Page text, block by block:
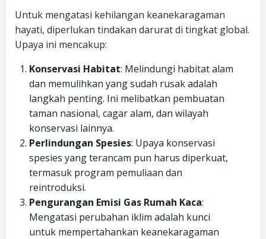
Untuk mengatasi kehilangan keanekaragaman
hayati, diperlukan tindakan darurat di tingkat global.
Upaya ini mencakup:
Konservasi Habitat: Melindungi habitat alam
dan memulihkan yang sudah rusak adalah
langkah penting. Ini melibatkan pembuatan
taman nasional, cagar alam, dan wilayah
konservasi lainnya.
Perlindungan Spesies: Upaya konservasi
spesies yang terancam pun harus diperkuat,
termasuk program pemuliaan dan
reintroduksi.
Pengurangan Emisi Gas Rumah Kaca:
Mengatasi perubahan iklim adalah kunci
untuk mempertahankan keanekaragaman